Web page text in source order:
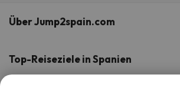
Über Jump2spain.com
Bewertungen
Unser Team
Top-Reiseziele in Spanien